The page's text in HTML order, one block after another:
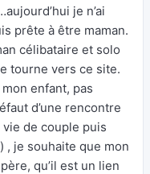
je n’ai
prête à être maman.
célibataire et solo
tourne vers ce site.
enfant, pas
d’une rencontre
vie de couple puis
, je souhaite que mon
qu’il est un lien